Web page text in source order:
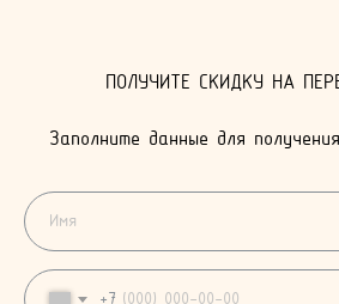
ПОЛУЧИТЕ СКИДКУ НА
Заполните данные для
+7